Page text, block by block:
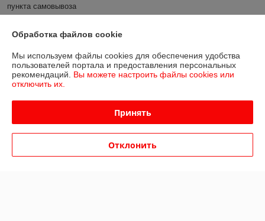
пункта самовывоза
Сделка подтверждена через корзину
Показать все отзывы
Обработка файлов cookie
Мы используем файлы cookies для обеспечения удобства
пользователей портала и предоставления персональных
рекомендаций. Вы можете настроить файлы cookies или
отключить их.
Принять
Отклонить